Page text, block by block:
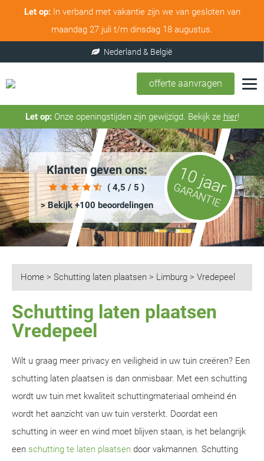
Let op:In verband met vakantie zijn we van gesloten van
maandag 27 juli t/m dinsdag 18 augustus.
100% service & tevredenheidsgarantie
offerte aanvragen
Let op:Onze openingstijden zijn gewijzigd. Bekijk ze hier!
Klanten geven ons:
( 4,5 / 5 )
> Bekijk +100 beoordelingen
10 jaar
GARANTIE
Home > Schutting laten plaatsen > Limburg > Vredepeel
Schutting laten plaatsen
Vredepeel
Wilt u graag meer privacy en veiligheid in uw tuin creëren? Een
schutting laten plaatsen is dan onmisbaar. Met een schutting
wordt uw tuin met kwaliteit schuttingmateriaal omheind én
wordt het aanzicht van uw tuin versterkt. Doordat een
schutting in weer en wind moet blijven staan, is het belangrijk
een schutting te laten plaatsen door vakmannen. Schutting